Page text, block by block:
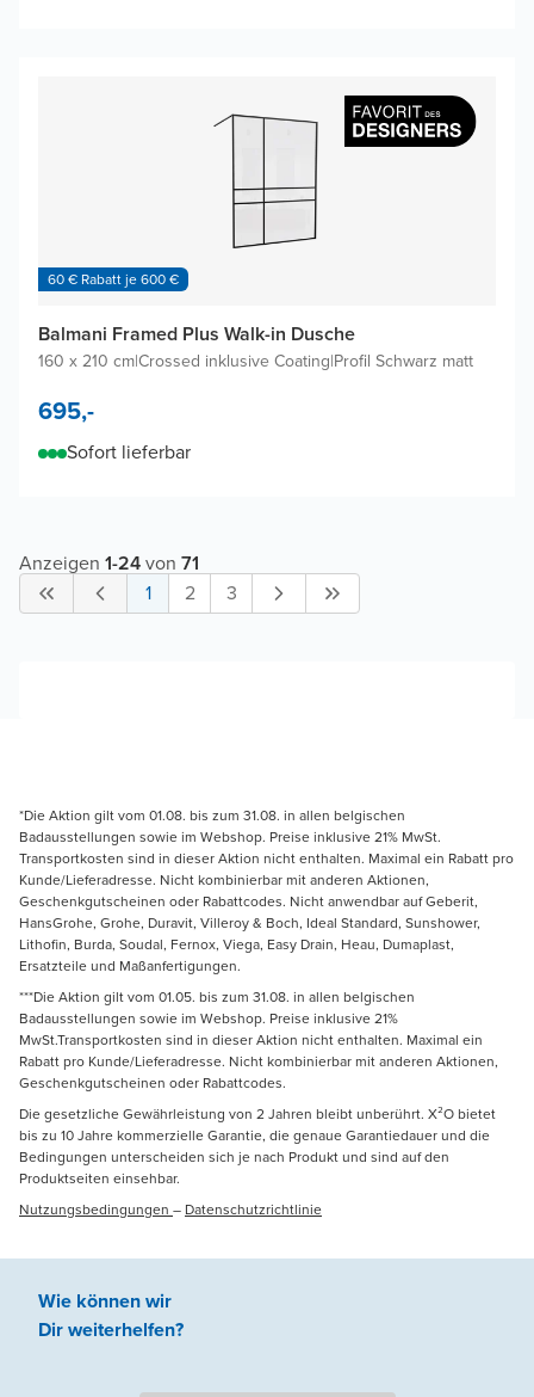
60 € Rabatt je 600 €
Balmani Framed Plus Walk-in Dusche
160 x 210 cm|Crossed inklusive Coating|Profil Schwarz matt
695,-
Sofort lieferbar
Anzeigen 1-24von 71
1
2 3
*Die Aktion gilt vom 01.08. bis zum 31.08. in allen belgischen
Badausstellungen sowie im Webshop. Preise inklusive 21% MwSt.
Transportkosten sind in dieser Aktion nicht enthalten. Maximal ein Rabatt pro
Kunde/Lieferadresse. Nicht kombinierbar mit anderen Aktionen,
Geschenkgutscheinen oder Rabattcodes. Nicht anwendbar auf Geberit,
HansGrohe, Grohe, Duravit, Villeroy & Boch, Ideal Standard, Sunshower,
Lithofin, Burda, Soudal, Fernox, Viega, Easy Drain, Heau, Dumaplast,
Ersatzteile und Maßanfertigungen.
***Die Aktion gilt vom 01.05. bis zum 31.08. in allen belgischen
Badausstellungen sowie im Webshop. Preise inklusive 21%
MwSt.Transportkosten sind in dieser Aktion nicht enthalten. Maximal ein
Rabatt pro Kunde/Lieferadresse. Nicht kombinierbar mit anderen Aktionen,
Geschenkgutscheinen oder Rabattcodes.
Die gesetzliche Gewährleistung von 2 Jahren bleibt unberührt. X²O bietet
bis zu 10 Jahre kommerzielle Garantie, die genaue Garantiedauer und die
Bedingungen unterscheiden sich je nach Produkt und sind auf den
Produktseiten einsehbar.
Nutzungsbedingungen – Datenschutzrichtlinie
Wie können wir
Dir weiterhelfen?